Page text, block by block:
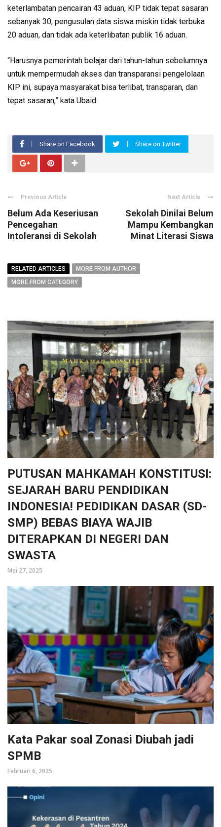
keterlambatan pencairan 43 aduan, KIP tidak tepat sasaran
sebanyak 30, pengusulan data siswa miskin tidak terbuka
20 aduan, dan tidak ada keterlibatan publik 16 aduan.
“Harusnya pemerintah belajar dari tahun-tahun sebelumnya
untuk mempermudah akses dan transparansi pengelolaan
KIP ini, supaya masyarakat bisa terlibat, transparan, dan
tepat sasaran,” kata Ubaid.
Share on Facebook Share on Twitter
Previous Article
Belum Ada Keseriusan
Pencegahan
Intoleransi di Sekolah
Next Article
Sekolah Dinilai Belum
Mampu Kembangkan
Minat Literasi Siswa
RELATED ARTICLES
MORE FROM AUTHOR
MORE FROM CATEGORY
PUTUSAN MAHKAMAH KONSTITUSI:
SEJARAH BARU PENDIDIKAN
INDONESIA! PEDIDIKAN DASAR (SD-
SMP) BEBAS BIAYA WAJIB
DITERAPKAN DI NEGERI DAN
SWASTA
Mei 27, 2025
Kata Pakar soal Zonasi Diubah jadi
SPMB
Februari 6, 2025